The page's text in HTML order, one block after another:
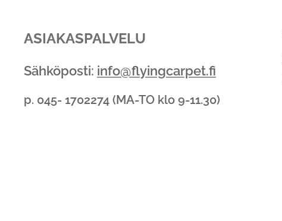
ASIAKASPALVELU
Sähköposti: info@flyingcarpet.fi
p. 045- 1702274 (MA-TO klo 9-11.30)